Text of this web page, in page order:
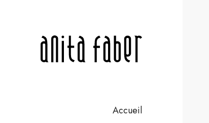
Accueil